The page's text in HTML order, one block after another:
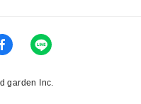
garden Inc.